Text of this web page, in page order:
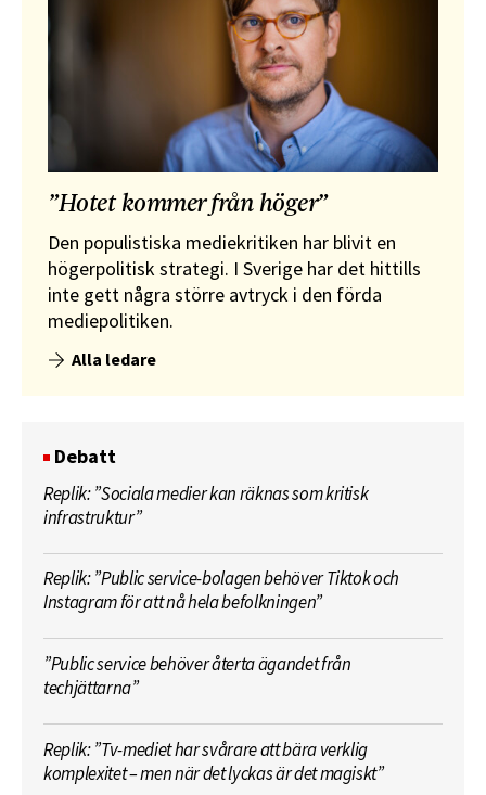
”Hotet kommer från höger”
Den populistiska mediekritiken har blivit en
högerpolitisk strategi. I Sverige har det hittills
inte gett några större avtryck i den förda
mediepolitiken.
Alla ledare
Debatt
Replik: ”Sociala medier kan räknas som kritisk
infrastruktur”
Replik: ”Public service-bolagen behöver Tiktok och
Instagram för att nå hela befolkningen”
”Public service behöver återta ägandet från
techjättarna”
Replik: ”Tv-mediet har svårare att bära verklig
komplexitet – men när det lyckas är det magiskt”